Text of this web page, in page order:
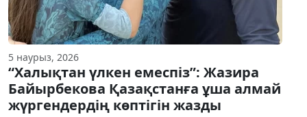
5 наурыз, 2026
“Халықтан үлкен емеспіз”: Жазира
Байырбекова Қазақстанға ұша алмай
жүргендердің көптігін жазды